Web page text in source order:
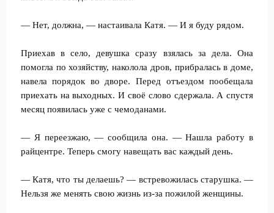
— Нет, должна, — настаивала Катя. — И я буду рядом.
Приехав в село, девушка сразу взялась за дела. Она
помогла по хозяйству, наколола дров, прибралась в доме,
навела порядок во дворе. Перед отъездом пообещала
приехать на выходных. И своё слово сдержала. А спустя
месяц появилась уже с чемоданами.
— Я переезжаю, — сообщила она. — Нашла работу в
райцентре. Теперь смогу навещать вас каждый день.
— Катя, что ты делаешь? — встревожилась старушка. —
Нельзя же менять свою жизнь из-за пожилой женщины.